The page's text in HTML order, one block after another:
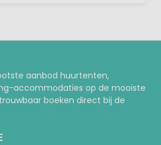
aanbod huurtenten,
accommodaties op de mooiste
boeken direct bij de